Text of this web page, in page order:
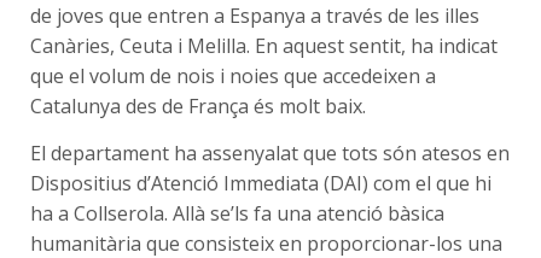
de joves que entren a Espanya a través de les illes
Canàries, Ceuta i Melilla. En aquest sentit, ha indicat
que el volum de nois i noies que accedeixen a
Catalunya des de França és molt baix.
El departament ha assenyalat que tots són atesos en
Dispositius d’Atenció Immediata (DAI) com el que hi
ha a Collserola. Allà se’ls fa una atenció bàsica
humanitària que consisteix en proporcionar-los una